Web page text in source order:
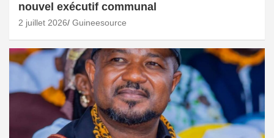
nouvel exécutif communal
2 juillet 2026 Guineesource